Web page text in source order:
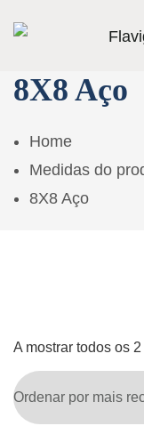
8X8 Aço
Home
Medidas do
8X8 Aço
A mostrar todos os